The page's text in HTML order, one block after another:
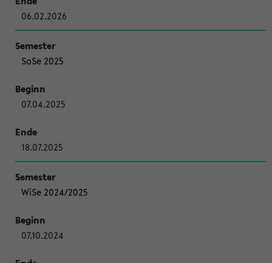
06.02.2026
SoSe 2025
07.04.2025
18.07.2025
WiSe 2024/2025
07.10.2024